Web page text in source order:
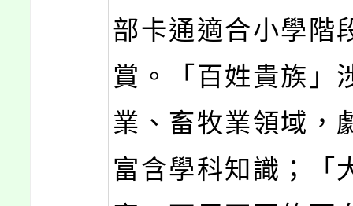
部卡通適合小學階
賞。「百姓貴族」
業、畜牧業領域，
富含學科知識；「